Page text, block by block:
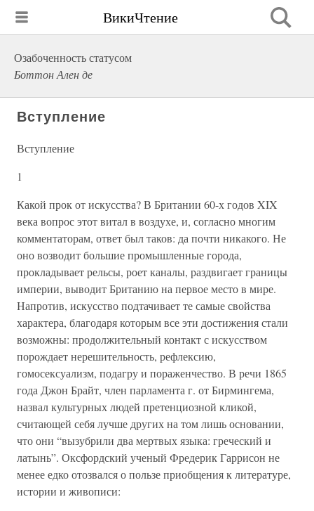
ВикиЧтение
Озабоченность статусом
Боттон Ален де
Вступление
Вступление
1
Какой прок от искусства? В Британии 60-х годов XIX
века вопрос этот витал в воздухе, и, согласно многим
комментаторам, ответ был таков: да почти никакого. Не
оно возводит большие промышленные города,
прокладывает рельсы, роет каналы, раздвигает границы
империи, выводит Британию на первое место в мире.
Напротив, искусство подтачивает те самые свойства
характера, благодаря которым все эти достижения стали
возможны: продолжительный контакт с искусством
порождает нерешительность, рефлексию,
гомосексуализм, подагру и пораженчество. В речи 1865
года Джон Брайт, член парламента г. от Бирмингема,
назвал культурных людей претенциозной кликой,
считающей себя лучше других на том лишь основании,
что они “вызубрили два мертвых языка: греческий и
латынь”. Оксфордский ученый Фредерик Гаррисон не
менее едко отозвался о пользе приобщения к литературе,
истории и живописи: